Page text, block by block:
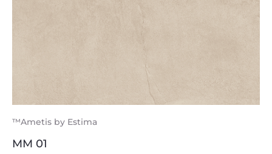
™Ametis by Estima
MM 01